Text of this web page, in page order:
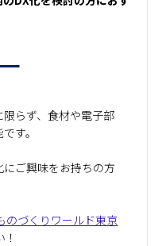
らず、食材や電子部
す。
ご興味をお持ちの方
のづくりワールド東京